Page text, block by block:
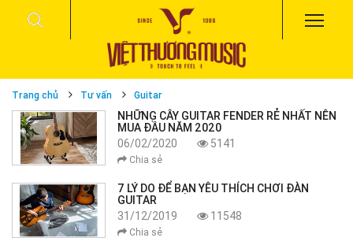
Trang chủ Tư vấn Guitar
NHỮNG CÂY GUITAR FENDER RẺ NHẤT NÊN
MUA ĐẦU NĂM 2020
06/02/2020
5141
Chia sẻ
7 LÝ DO ĐỂ BẠN YÊU THÍCH CHƠI ĐÀN
GUITAR
31/12/2019
11548
Chia sẻ